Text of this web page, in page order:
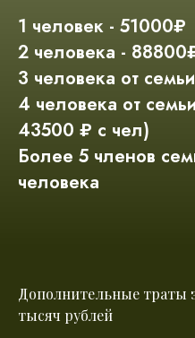
1 человек - 51000₽
2 человека -
3 человека от
4 человека от
43500 ₽ с чел)
Более 5 членов
человека
Дополнительные траты
тысяч рублей